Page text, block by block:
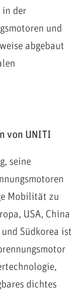
in der
und
abgebaut
von UNITI
seine
Mobilität zu
USA, China
Südkorea ist
dichtes